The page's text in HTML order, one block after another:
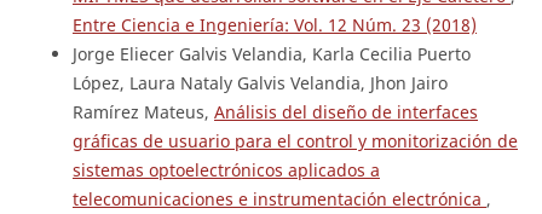
Entre Ciencia e Ingeniería: Vol. 12 Núm. 23 (2018)
Jorge Eliecer Galvis Velandia, Karla Cecilia Puerto
López, Laura Nataly Galvis Velandia, Jhon Jairo
Ramírez Mateus, Análisis del diseño de interfaces
gráficas de usuario para el control y monitorización de
sistemas optoelectrónicos aplicados a
telecomunicaciones e instrumentación electrónica ,